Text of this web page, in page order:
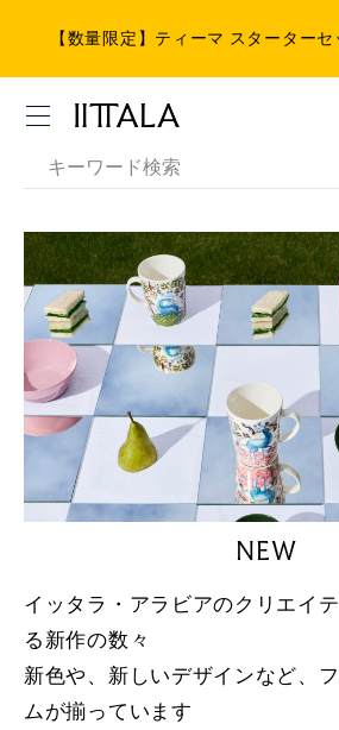
【数量限定】ティーマ スターター
NEW
イッタラ・アラビアのクリエイ
る新作の数々
新色や、新しいデザインなど、
ムが揃っています